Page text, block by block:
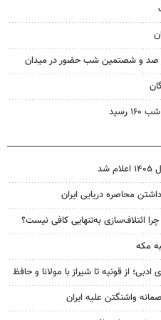
صد و شصتمین شب حضور در میدان
محاصره دریایی ایران
ائتلاف‌سازی به‌تنهایی کافی نیست؟
مکه
از قونیه تا شیراز با مولانا و حافظ
واشنگتن علیه ایران